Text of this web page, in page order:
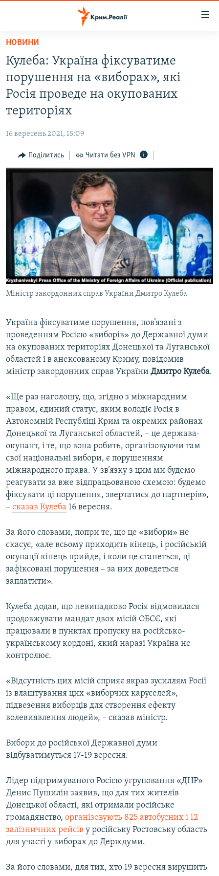
Перейти
основного
матеріалу
Перейти
до
основної
Перейти
пошуку
НОВИНИ
ВОДА.КРИМ
ВІДЕО ТА ФОТО
ПОГЛЯД
ІНТЕРВ'Ю
ВСЕ ЗА ДЕНЬ
ВІДЕОУРОКИ «ELIFBE»
СВІДЧЕННЯ ОКУПАЦІЇ
УКРАЇНСЬКА ПРОБЛЕМА КРИМУ
ІНФОГРАФІКА
ЯК ОБІЙТИ БЛОКУВАННЯ
Русский
Qırımtatar
ДОЛУЧАЙСЯ!
Усі сайти RFE/RL
НОВИНИ
Кулеба: Україна фіксуватиме
порушення на «виборах», які
Росія проведе на окупованих
територіях
16 вересень 2021, 15:09
Поділитись Читати без VPN
Міністр закордонних справ України Дмитро Кулеба
Україна фіксуватиме порушення, пов’язані з
проведенням Росією «виборів» до Державної думи
на окупованих територіях Донецької та Луганської
областей і в анексованому Криму, повідомив
міністр закордонних справ України Дмитро Кулеба.
«Ще раз наголошу, що, згідно з міжнародним
правом, єдиний статус, яким володіє Росія в
Автономній Республіці Крим та окремих районах
Донецької та Луганської областей, – це держава-
окупант, і те, що вона робить, організовуючи там
свої національні вибори, є порушенням
міжнародного права. У зв’язку з цим ми будемо
реагувати за вже відпрацьованою схемою: будемо
фіксувати ці порушення, звертатися до партнерів»,
– сказав Кулеба 16 вересня.
За його словами, попри те, що це «вибори» не
скасує, «але всьому приходить кінець, і російській
окупації кінець прийде, і коли це станеться, ці
зафіксовані порушення – за них доведеться
заплатити».
Кулеба додав, що невипадково Росія відмовилася
продовжувати мандат двох місій ОБСЄ, які
працювали в пунктах пропуску на російсько-
українському кордоні, який наразі Україна не
контролює.
«Відсутність цих місій сприяє якраз зусиллям Росії
із влаштування цих «виборчих каруселей»,
підвезення виборців для створення ефекту
волевиявлення людей», – сказав міністр.
Вибори до російської Державної думи
відбуватимуться 17-19 вересня.
Лідер підтримуваного Росією угруповання «ДНР»
Денис Пушилін заявив, що для тих жителів
Донецької області, які отримали російське
громадянство, організовують 825 автобусних і 12
залізничних рейсів у російську Ростовську область
для участі у виборах до Держдуми.
За його словами, для тих, хто 19 вересня вирушить